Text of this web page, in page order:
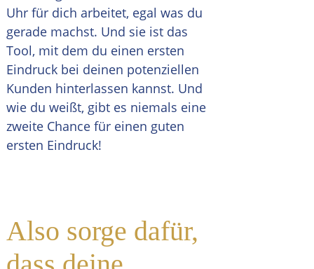
Uhr für dich arbeitet, egal was du
gerade machst. Und sie ist das
Tool, mit dem du einen ersten
Eindruck bei deinen potenziellen
Kunden hinterlassen kannst. Und
wie du weißt, gibt es niemals eine
zweite Chance für einen guten
ersten Eindruck!
Also sorge dafür,